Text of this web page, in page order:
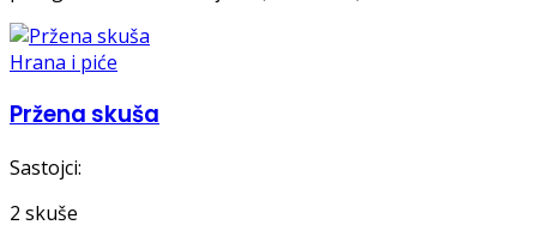
Hrana i piće
Pržena skuša
Sastojci:
2 skuše